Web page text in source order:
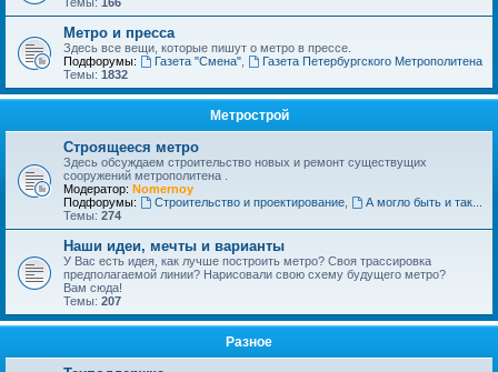
Метро и пресса
Здесь все вещи, которые пишут о метро в прессе.
Подфорумы:
Газета "Смена",
Газета Петербургского Метрополитена
Темы: 1832
Метрострой
Строящееся метро
Здесь обсуждаем строительство новых и ремонт существущих
сооружений метрополитена .
Модератор: Nomernoy
Подфорумы:
Строительство и проектирование,
А могло быть и так...
Темы: 274
Наши идеи, мечты и варианты
У Вас есть идея, как лучше построить метро? Своя трассировка
предполагаемой линии? Нарисовали свою схему будущего метро?
Вам сюда!
Темы: 207
Разное